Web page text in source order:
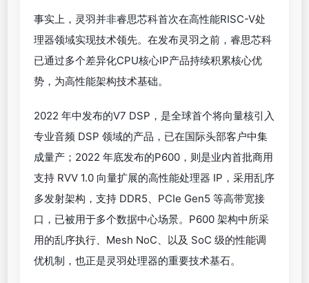
事实上，灵羽并非睿思芯科首次在高性能RISC-V处
理器领域实现技术领先。在发布灵羽之前，睿思芯科
已通过多个差异化CPU核心IP产品持续积累核心优
势，为高性能架构技术基础。
2022 年中发布的V7 DSP，是全球首个将向量核引入
专业音频 DSP 领域的产品，已在国际头部客户中集
成量产；2022 年底发布的P600，则是业内首批商用
支持 RVV 1.0 向量扩展的高性能处理器 IP，采用乱序
多发射架构，支持 DDR5、PCIe Gen5 等高带宽接
口，已被用于多个数据中心场景。P600 架构中所采
用的乱序执行、Mesh NoC、以及 SoC 级的性能调
优机制，也正是灵羽处理器的重要技术基石。